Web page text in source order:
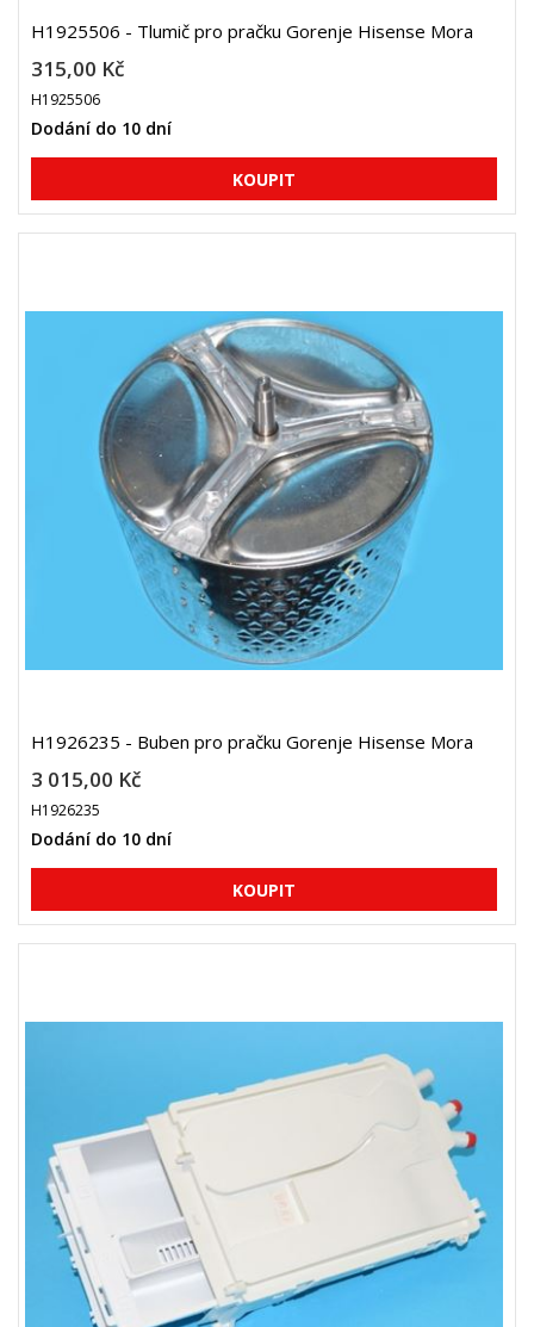
H1925506 - Tlumič pro pračku Gorenje Hisense Mora
315,00 Kč
H1925506
Dodání do 10 dní
H1926235 - Buben pro pračku Gorenje Hisense Mora
3 015,00 Kč
H1926235
Dodání do 10 dní